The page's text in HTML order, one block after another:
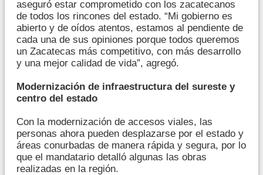
aseguró estar comprometido con los zacatecanos
de todos los rincones del estado. “Mi gobierno es
abierto y de oídos atentos, estamos al pendiente de
cada una de sus opiniones porque todos queremos
un Zacatecas más competitivo, con más desarrollo
y una mejor calidad de vida”, agregó.
Modernización de infraestructura del sureste y
centro del estado
Con la modernización de accesos viales, las
personas ahora pueden desplazarse por el estado y
áreas conurbadas de manera rápida y segura, por lo
que el mandatario detalló algunas las obras
realizadas en la región.